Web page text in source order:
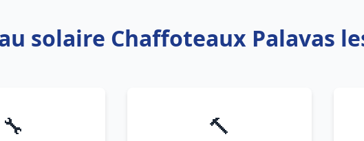
solaire Chaffoteaux Palavas
🔧 🔨